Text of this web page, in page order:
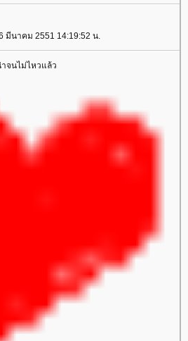
มีนาคม 2551 14:19:52 น.
จนไม่ไหวแล้ว